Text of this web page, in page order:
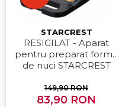
STARCREST
RESIGILAT - Aparat
pentru preparat forme
de nuci STARCREST
1400W, Indicator luminos,
Placi antiaderente,
149,90 RON
83,90 RON